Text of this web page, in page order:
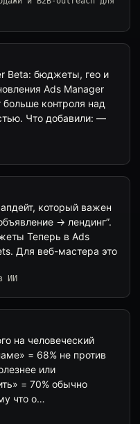
Beta: бюджеты, гео и
Ads Manager
контроля над
Что добавили: —
который важен
→ лендинг”.
Теперь в Ads
Для веб-мастера это
ИИ
на человеческий
= 68% не против
или
= 70% обычно
что о…